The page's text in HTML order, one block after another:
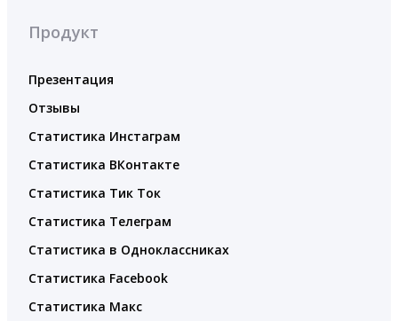
Продукт
Презентация
Отзывы
Статистика Инстаграм
Статистика ВКонтакте
Статистика Тик Ток
Статистика Телеграм
Статистика в Одноклассниках
Статистика Facebook
Статистика Макс